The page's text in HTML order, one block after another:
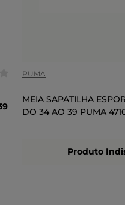
PUMA
MEIA SAPATILHA
DO 34 AO 39 PUMA
Produto